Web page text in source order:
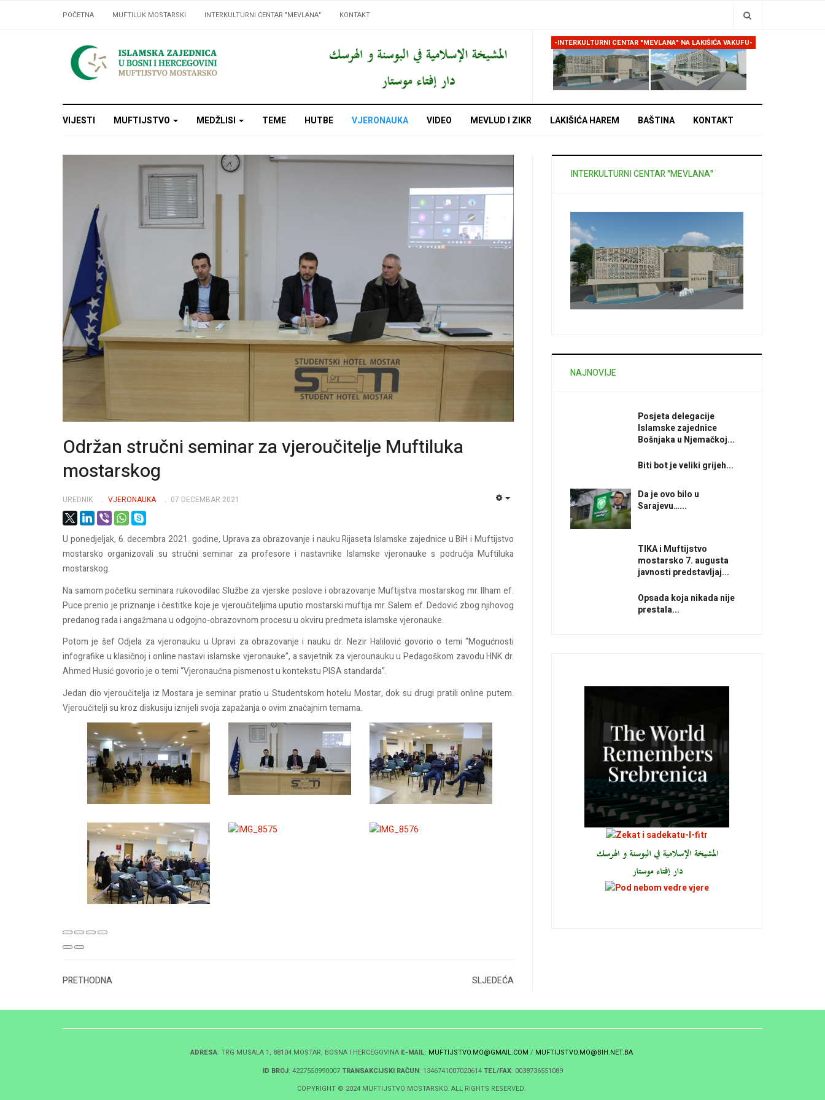
POČETNA MUFTILUK MOSTARSKI INTERKULTURNI CENTAR "MEVLANA" KONTAKT
-INTERKULTURNI CENTAR "MEVLANA" NA LAKIŠIĆA VAKUFU-
VIJESTI MUFTIJSTVO MEDŽLISI TEME HUTBE VJERONAUKA VIDEO MEVLUD I ZIKR LAKIŠIĆA HAREM BAŠTINA KONTAKT
Održan stručni seminar za vjeroučitelje Muftiluka
mostarskog
UREDNIK VJERONAUKA 07 DECEMBAR 2021
U ponedjeljak, 6. decembra 2021. godine, Uprava za obrazovanje i nauku Rijaseta Islamske zajednice u BiH i Muftijstvo
mostarsko organizovali su stručni seminar za profesore i nastavnike Islamske vjeronauke s područja Muftiluka
mostarskog.
Na samom početku seminara rukovodilac Službe za vjerske poslove i obrazovanje Muftijstva mostarskog mr. Ilham ef.
Puce prenio je priznanje i čestitke koje je vjeroučiteljima uputio mostarski muftija mr. Salem ef. Dedović zbog njihovog
predanog rada i angažmana u odgojno-obrazovnom procesu u okviru predmeta islamske vjeronauke.
Potom je šef Odjela za vjeronauku u Upravi za obrazovanje i nauku dr. Nezir Halilović govorio o temi “Mogućnosti
infografike u klasičnoj i online nastavi islamske vjeronauke”, a savjetnik za vjerounauku u Pedagoškom zavodu HNK dr.
Ahmed Husić govorio je o temi “Vjeronaučna pismenost u kontekstu PISA standarda”.
Jedan dio vjeroučitelja iz Mostara je seminar pratio u Studentskom hotelu Mostar, dok su drugi pratili online putem.
Vjeroučitelji su kroz diskusiju iznijeli svoja zapažanja o ovim značajnim temama.
PRETHODNA SLJEDEĆA
INTERKULTURNI CENTAR "MEVLANA"
NAJNOVIJE
Posjeta delegacije
Islamske zajednice
Bošnjaka u Njemačkoj...
Biti bot je veliki grijeh...
Da je ovo bilo u
Sarajevu…...
TIKA i Muftijstvo
mostarsko 7. augusta
javnosti predstavljaj...
Opsada koja nikada nije
prestala...
ADRESA: TRG MUSALA 1, 88104 MOSTAR, BOSNA I HERCEGOVINA E-MAIL: MUFTIJSTVO.MO@GMAIL.COM / MUFTIJSTVO.MO@BIH.NET.BA
ID BROJ: 4227550990007 TRANSAKCIJSKI RAČUN: 1346741007020614TEL/FAX: 0038736551089
COPYRIGHT © 2024 MUFTIJSTVO MOSTARSKO. ALL RIGHTS RESERVED.